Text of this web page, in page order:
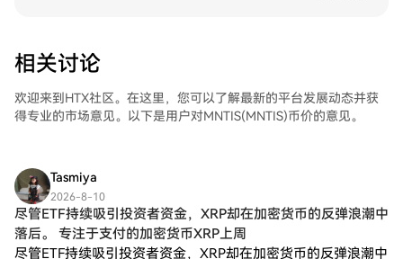
相关讨论
欢迎来到HTX社区。在这里，您可以了解最新的平台发展动态并获
得专业的市场意见。以下是用户对MNTIS(MNTIS)币价的意见。
Tasmiya
2026-8-10
尽管ETF持续吸引投资者资金，XRP却在加密货币的反弹浪潮中
落后。 专注于支付的加密货币XRP上周
尽管ETF持续吸引投资者资金，XRP却在加密货币的反弹浪潮中